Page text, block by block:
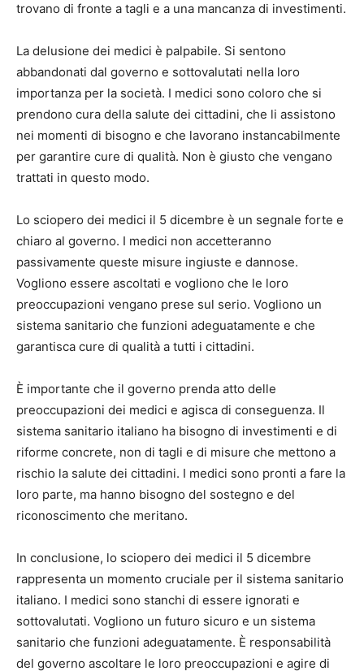
trovano di fronte a tagli e a una mancanza di investimenti.
La delusione dei medici è palpabile. Si sentono
abbandonati dal governo e sottovalutati nella loro
importanza per la società. I medici sono coloro che si
prendono cura della salute dei cittadini, che li assistono
nei momenti di bisogno e che lavorano instancabilmente
per garantire cure di qualità. Non è giusto che vengano
trattati in questo modo.
Lo sciopero dei medici il 5 dicembre è un segnale forte e
chiaro al governo. I medici non accetteranno
passivamente queste misure ingiuste e dannose.
Vogliono essere ascoltati e vogliono che le loro
preoccupazioni vengano prese sul serio. Vogliono un
sistema sanitario che funzioni adeguatamente e che
garantisca cure di qualità a tutti i cittadini.
È importante che il governo prenda atto delle
preoccupazioni dei medici e agisca di conseguenza. Il
sistema sanitario italiano ha bisogno di investimenti e di
riforme concrete, non di tagli e di misure che mettono a
rischio la salute dei cittadini. I medici sono pronti a fare la
loro parte, ma hanno bisogno del sostegno e del
riconoscimento che meritano.
In conclusione, lo sciopero dei medici il 5 dicembre
rappresenta un momento cruciale per il sistema sanitario
italiano. I medici sono stanchi di essere ignorati e
sottovalutati. Vogliono un futuro sicuro e un sistema
sanitario che funzioni adeguatamente. È responsabilità
del governo ascoltare le loro preoccupazioni e agire di